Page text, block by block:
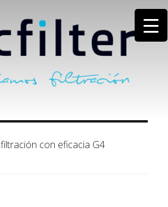
filtración con eficacia G4